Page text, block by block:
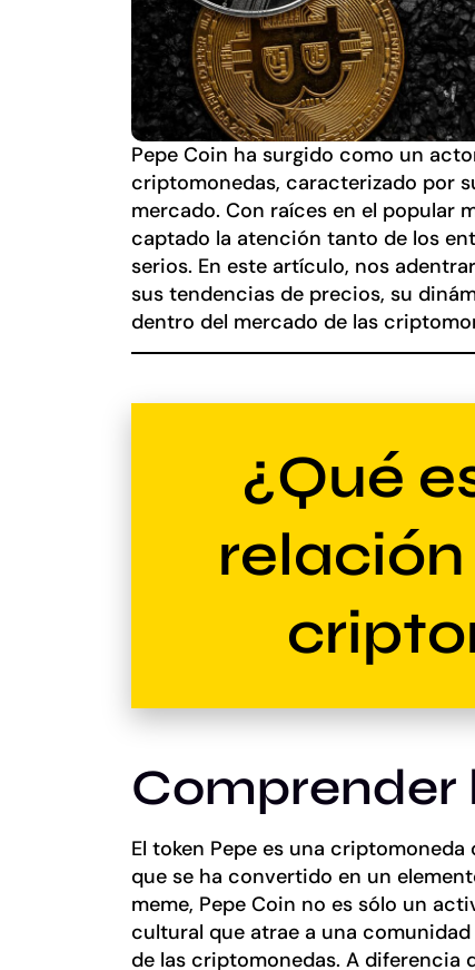
Pepe Coin ha surgido como un
criptomonedas, caracterizado por
mercado. Con raíces en el popular
captado la atención tanto de los
serios. En este artículo, nos
sus tendencias de precios, su
dentro del mercado de las
¿Qué
Comprender
El token Pepe es una criptomoneda
que se ha convertido en un
meme, Pepe Coin no es sólo un
cultural que atrae a una
de las criptomonedas. A diferencia